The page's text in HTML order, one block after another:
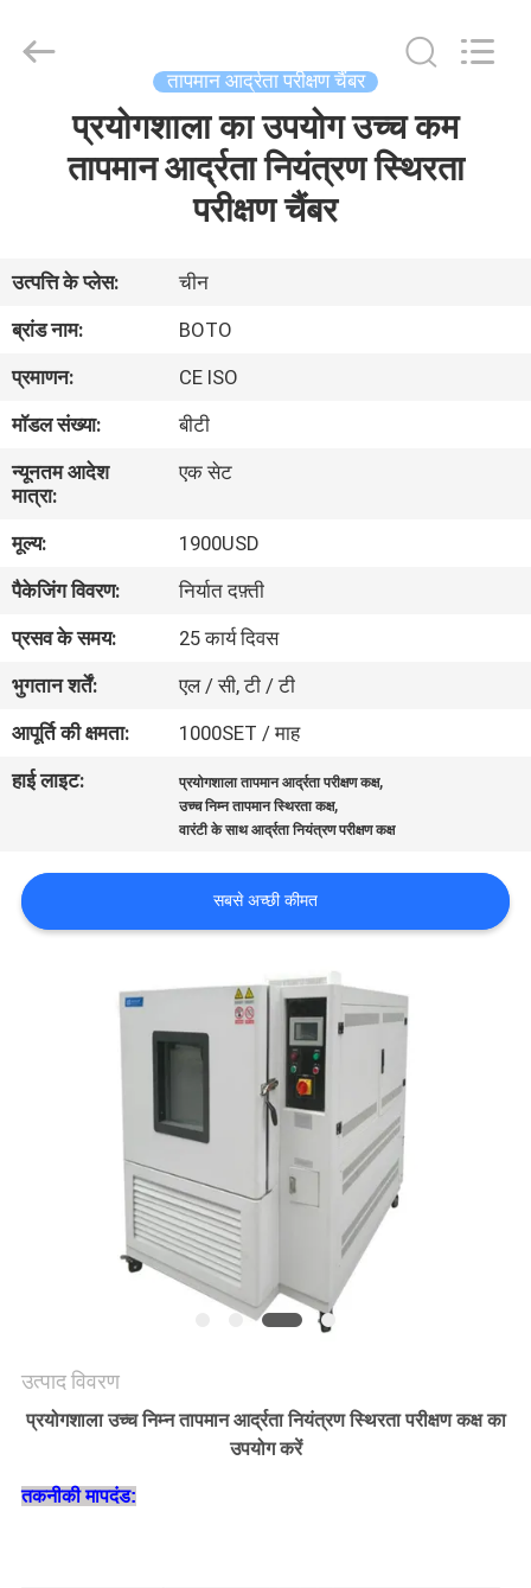
हमारे
बारे
में
कारखाना
भ्रमण
गुणवत्ता
नियंत्रण
संपर्क
करें
एक
की
विनती
LTD.
तापमान आर्द्रता परीक्षण चैंबर
प्रयोगशाला का उपयोग उच्च कम
तापमान आर्द्रता नियंत्रण स्थिरता
परीक्षण चैंबर
उत्पत्ति के प्लेस:
चीन
ब्रांड नाम:
BOTO
प्रमाणन:
CE ISO
मॉडल संख्या:
बीटी
न्यूनतम आदेश
मात्रा:
एक सेट
मूल्य:
1900USD
पैकेजिंग विवरण:
निर्यात दफ़्ती
प्रसव के समय:
25 कार्य दिवस
भुगतान शर्तें:
एल / सी, टी / टी
आपूर्ति की क्षमता:
1000SET / माह
हाई लाइट:
प्रयोगशाला तापमान आर्द्रता परीक्षण कक्ष,
उच्च निम्न तापमान स्थिरता कक्ष,
वारंटी के साथ आर्द्रता नियंत्रण परीक्षण कक्ष
सबसे अच्छी कीमत
उत्पाद विवरण
प्रयोगशाला उच्च निम्न तापमान आर्द्रता नियंत्रण स्थिरता परीक्षण कक्ष का
उपयोग करें
तकनीकी मापदंड: